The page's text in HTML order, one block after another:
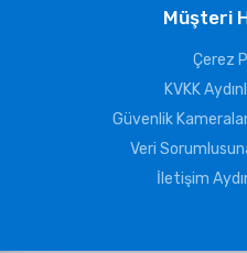
Müşteri
Çerez
KVKK
Güvenlik
Veri
İletişim